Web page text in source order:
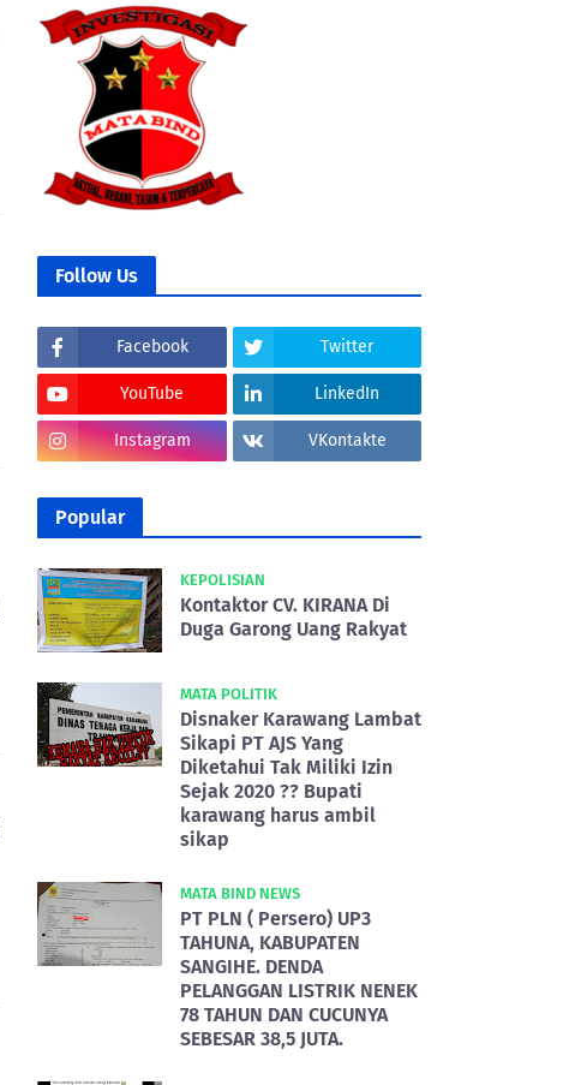
Follow Us
Facebook Twitter
YouTube LinkedIn
Instagram VKontakte
Popular
KEPOLISIAN
Kontaktor CV. KIRANA Di
Duga Garong Uang Rakyat
MATA POLITIK
Disnaker Karawang Lambat
Sikapi PT AJS Yang
Diketahui Tak Miliki Izin
Sejak 2020 ?? Bupati
karawang harus ambil
sikap
MATA BIND NEWS
PT PLN ( Persero) UP3
TAHUNA, KABUPATEN
SANGIHE. DENDA
PELANGGAN LISTRIK NENEK
78 TAHUN DAN CUCUNYA
SEBESAR 38,5 JUTA.